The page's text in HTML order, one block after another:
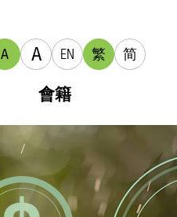
A A EN 繁 简
會籍